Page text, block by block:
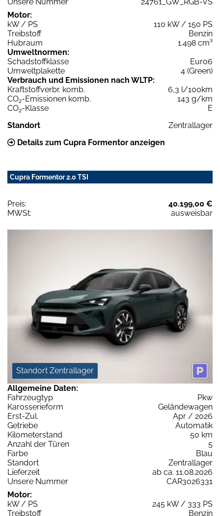
Motor:
kW / PS
110 kW / 150 PS
Treibstoff
Benzin
Hubraum
1.498 cm³
Umweltnormen:
Schadstoffklasse
Euro6
Umweltplakette
4 (Green)
Verbrauch und Emissionen nach WLTP:
Kraftstoffverbr. komb.
6,3 l/100km
CO2-Emissionen komb.
143 g/km
CO2-Klasse
E
Standort
Zentrallager
Details zum Cupra Formentor anzeigen
Cupra Formentor 2.0 TSI
Preis:
40.199,00 €
MWSt:
ausweisbar
Standort Zentrallager
Allgemeine Daten:
Fahrzeugtyp
Pkw
Karosserieform
Geländewagen
Erst-Zul.
Apr / 2026
Getriebe
Automatik
Kilometerstand
50 km
Anzahl der Türen
5
Farbe
Blau
Standort
Zentrallager
Lieferzeit
ab ca. 11.08.2026
Unsere Nummer
CAR3026331
Motor:
kW / PS
245 kW / 333 PS
Treibstoff
Benzin